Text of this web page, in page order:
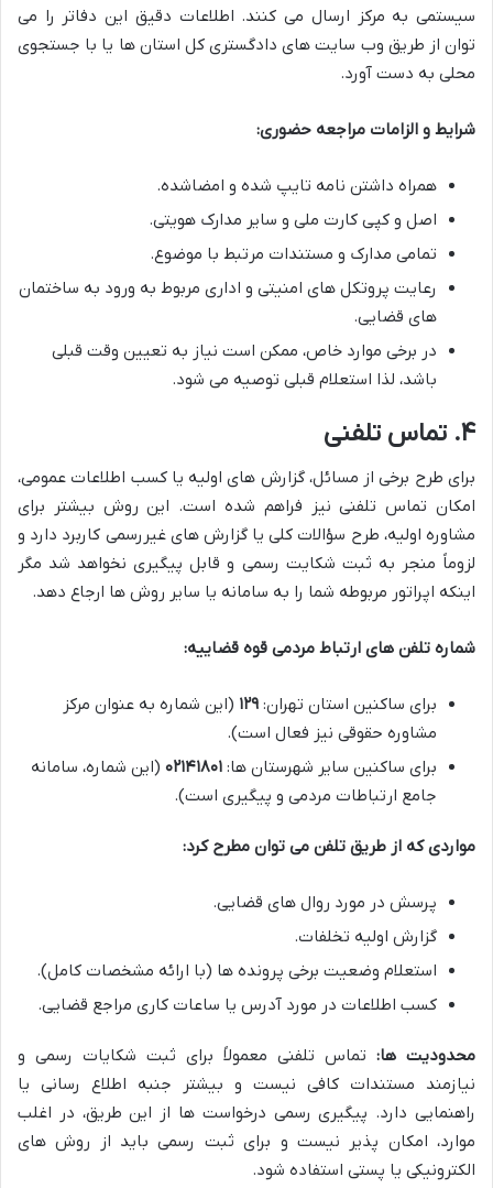
سیستمی به مرکز ارسال می کنند. اطلاعات دقیق این دفاتر را می
توان از طریق وب سایت های دادگستری کل استان ها یا با جستجوی
محلی به دست آورد.
شرایط و الزامات مراجعه حضوری:
همراه داشتن نامه تایپ شده و امضاشده.
اصل و کپی کارت ملی و سایر مدارک هویتی.
تمامی مدارک و مستندات مرتبط با موضوع.
رعایت پروتکل های امنیتی و اداری مربوط به ورود به ساختمان
های قضایی.
در برخی موارد خاص، ممکن است نیاز به تعیین وقت قبلی
باشد، لذا استعلام قبلی توصیه می شود.
۴. تماس تلفنی
برای طرح برخی از مسائل، گزارش های اولیه یا کسب اطلاعات عمومی،
امکان تماس تلفنی نیز فراهم شده است. این روش بیشتر برای
مشاوره اولیه، طرح سؤالات کلی یا گزارش های غیررسمی کاربرد دارد و
لزوماً منجر به ثبت شکایت رسمی و قابل پیگیری نخواهد شد مگر
اینکه اپراتور مربوطه شما را به سامانه یا سایر روش ها ارجاع دهد.
شماره تلفن های ارتباط مردمی قوه قضاییه:
برای ساکنین استان تهران: ۱۲۹ (این شماره به عنوان مرکز
مشاوره حقوقی نیز فعال است).
برای ساکنین سایر شهرستان ها: ۰۲۱۴۱۸۰۱ (این شماره، سامانه
جامع ارتباطات مردمی و پیگیری است).
مواردی که از طریق تلفن می توان مطرح کرد:
پرسش در مورد روال های قضایی.
گزارش اولیه تخلفات.
استعلام وضعیت برخی پرونده ها (با ارائه مشخصات کامل).
کسب اطلاعات در مورد آدرس یا ساعات کاری مراجع قضایی.
محدودیت ها: تماس تلفنی معمولاً برای ثبت شکایات رسمی و
نیازمند مستندات کافی نیست و بیشتر جنبه اطلاع رسانی یا
راهنمایی دارد. پیگیری رسمی درخواست ها از این طریق، در اغلب
موارد، امکان پذیر نیست و برای ثبت رسمی باید از روش های
الکترونیکی یا پستی استفاده شود.